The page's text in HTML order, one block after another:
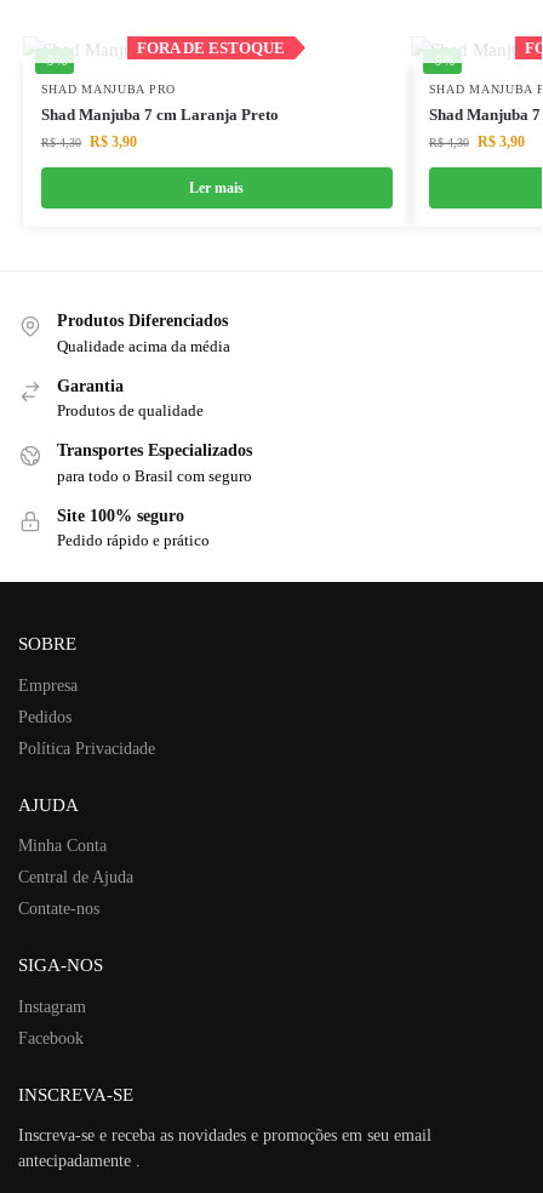
FORA DE ESTOQUE
-9%
Out of stock
FORA DE ESTOQUE
SHAD MANJUBA PRO
Shad Manjuba 7 cm Laranja Preto
R$4,30 R$3,90
Ler mais
-9%
SHAD MANJUBA
Shad Manjuba
R$4,30 R$3,90
Produtos Diferenciados
Qualidade acima da média
Garantia
Produtos de qualidade
Transportes Especializados
para todo o Brasil com seguro
Site 100% seguro
Pedido rápido e prático
SOBRE
Empresa
Pedidos
Política Privacidade
AJUDA
Minha Conta
Central de Ajuda
Contate-nos
SIGA-NOS
Instagram
Facebook
INSCREVA-SE
Inscreva-se e receba as novidades e promoções em seu email
antecipadamente .